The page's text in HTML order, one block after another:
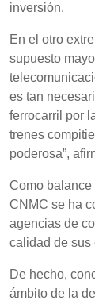
inversión.
En el otro
supuesto
es tan
ferrocarril por
trenes
poderosa”,
Como balance
CNMC se ha
agencias de
calidad de sus
De hecho,
ámbito de la